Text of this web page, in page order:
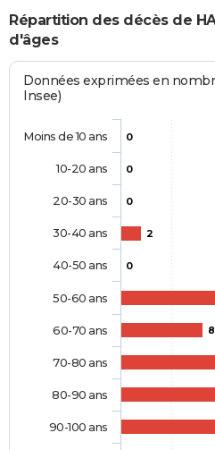
Répartition des décès de
d'âges
Données exprimées en
Insee)
0
0
0
2
0
8
Moins de 10 ans
10-20 ans
20-30 ans
30-40 ans
40-50 ans
50-60 ans
60-70 ans
70-80 ans
80-90 ans
90-100 ans